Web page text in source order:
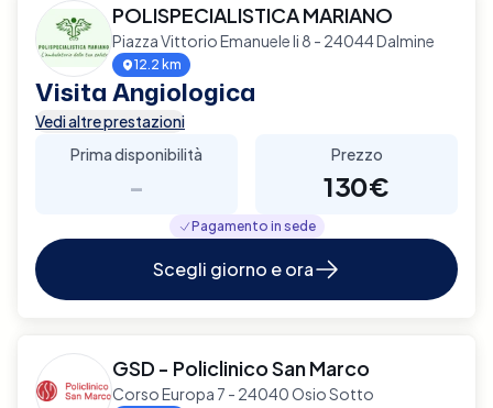
POLISPECIALISTICA MARIANO
Piazza Vittorio Emanuele Ii 8 - 24044 Dalmine
12.2 km
Visita Angiologica
Vedi altre prestazioni
Prima disponibilità
-
Prezzo
130€
Pagamento in sede
Scegli giorno e ora
GSD - Policlinico San Marco
Corso Europa 7 - 24040 Osio Sotto